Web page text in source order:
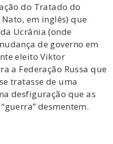
do Tratado do
em inglês) que
Ucrânia (onde
de governo em
eleito Viktor
a Federação Russa que
tratasse de uma
desfiguração que as
desmentem.